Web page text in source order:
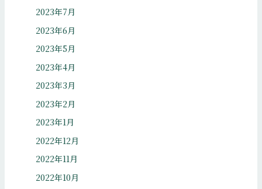
2023年7月
2023年6月
2023年5月
2023年4月
2023年3月
2023年2月
2023年1月
2022年12月
2022年11月
2022年10月